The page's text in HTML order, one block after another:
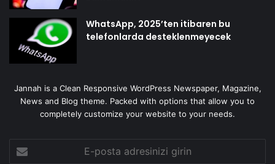
WhatsApp, 2025’ten itibaren bu
telefonlarda desteklenmeyecek
Jannah is a Clean Responsive WordPress Newspaper, Magazine,
News and Blog theme. Packed with options that allow you to
completely customize your website to your needs.
posta